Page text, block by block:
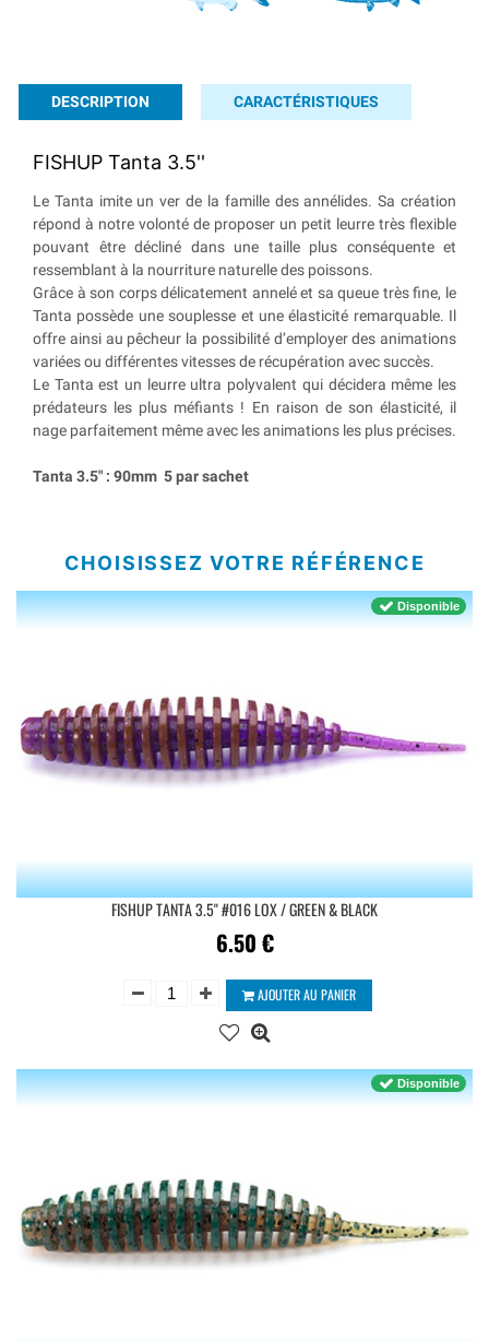
DESCRIPTION CARACTÉRISTIQUES
FISHUP Tanta 3.5''
Le Tanta imite un ver de la famille des annélides. Sa création
répond à notre volonté de proposer un petit leurre très flexible
pouvant être décliné dans une taille plus conséquente et
ressemblant à la nourriture naturelle des poissons.
Grâce à son corps délicatement annelé et sa queue très fine, le
Tanta possède une souplesse et une élasticité remarquable. Il
offre ainsi au pêcheur la possibilité d’employer des animations
variées ou différentes vitesses de récupération avec succès.
Le Tanta est un leurre ultra polyvalent qui décidera même les
prédateurs les plus méfiants ! En raison de son élasticité, il
nage parfaitement même avec les animations les plus précises.
Tanta 3.5" : 90mm 5 par sachet
CHOISISSEZ VOTRE RÉFÉRENCE
FISHUP TANTA 3.5'' #016 LOX / GREEN & BLACK
6.50 €
Disponible
AJOUTER AU PANIER
Disponible